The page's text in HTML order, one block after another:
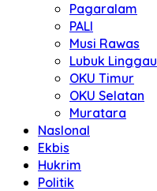
Pagaralam
PALI
Musi Rawas
Lubuk Linggau
OKU Timur
OKU Selatan
Muratara
NasIonal
Ekbis
Hukrim
Politik